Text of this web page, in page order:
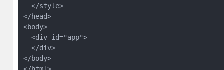
  </style>
</head>
<body>
  <div id="app">
  </div>
</body>